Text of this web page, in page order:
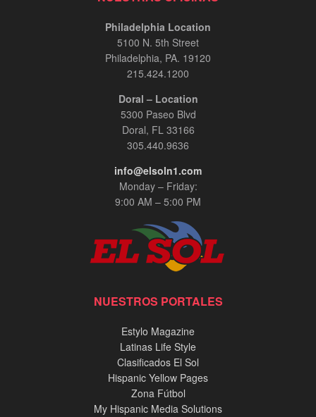
Philadelphia Location
5100 N. 5th Street
Philadelphia, PA. 19120
215.424.1200
Doral – Location
5300 Paseo Blvd
Doral, FL 33166
305.440.9636
info@elsoln1.com
Monday – Friday:
9:00 AM – 5:00 PM
NUESTROS PORTALES
Estylo Magazine
Latinas Life Style
Clasificados El Sol
Hispanic Yellow Pages
Zona Fútbol
My Hispanic Media Solutions